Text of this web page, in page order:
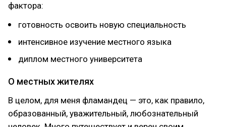
фактора:
готовность освоить новую специальность
интенсивное изучение местного языка
диплом местного университета
О местных жителях
В целом, для меня фламандец — это, как правило,
образованный, уважительный, любознательный